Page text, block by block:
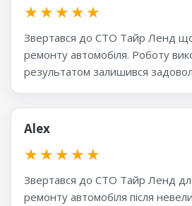
★★★★★
Звертався до СТО Тайр Ленд
ремонту автомобіля. Роботу
результатом залишився
Alex
★★★★★
Звертався до СТО Тайр Ленд
ремонту автомобіля після